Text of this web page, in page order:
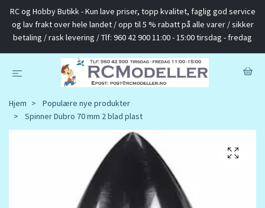
RC og Hobby Butikk - Kun lave priser, topp kvalitet, faglig god service
og lav frakt over hele landet / opp til 5 % rabatt på alle varer / sikker
betaling / rask levering / Tlf: 960 42 900 11:00 - 15:00 tirsdag - fredag
Hjem
Populære nye produkter
Spinner Dubro 70 mm 2 blad plast